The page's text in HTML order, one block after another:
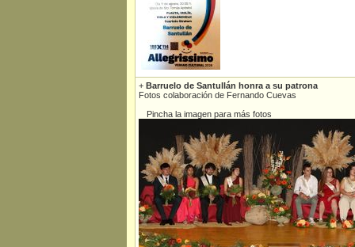
+ Barruelo de Santullán honra a su patrona
Fotos colaboración de Fernando Cuevas
Pincha la imagen para más fotos